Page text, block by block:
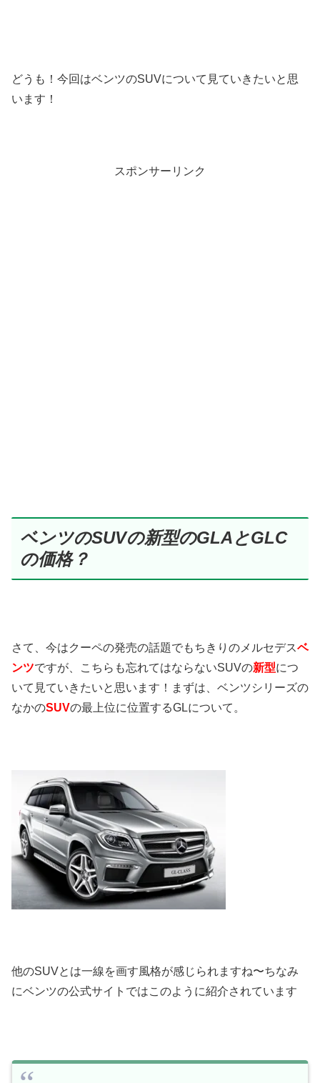
どうも！今回はベンツのSUVについて見ていきたいと思
います！
スポンサーリンク
ベンツのSUVの新型のGLAとGLC
の価格？
さて、今はクーペの発売の話題でもちきりのメルセデスベ
ンツですが、こちらも忘れてはならないSUVの新型につ
いて見ていきたいと思います！まずは、ベンツシリーズの
なかのSUVの最上位に位置するGLについて。
他のSUVとは一線を画す風格が感じられますね〜ちなみ
にベンツの公式サイトではこのように紹介されています